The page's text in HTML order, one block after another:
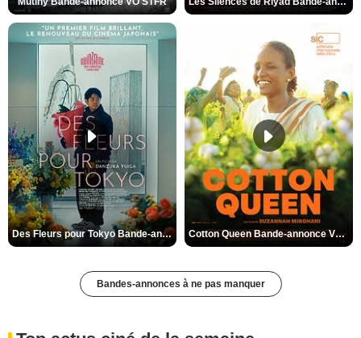
Des Fleurs pour Tokyo Bande-annonce VO STFR Cotton Queen Bande-annonce VO STFR
Bandes-annonces à ne pas manquer